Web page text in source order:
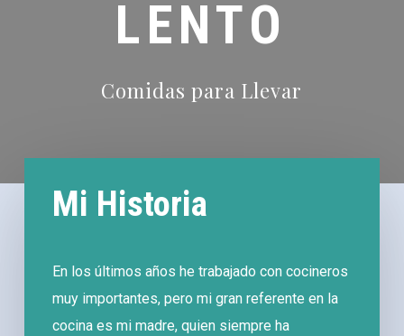
LENTO
Comidas para Llevar
Mi Historia
En los últimos años he trabajado con cocineros
muy importantes, pero mi gran referente en la
cocina es mi madre, quien siempre ha